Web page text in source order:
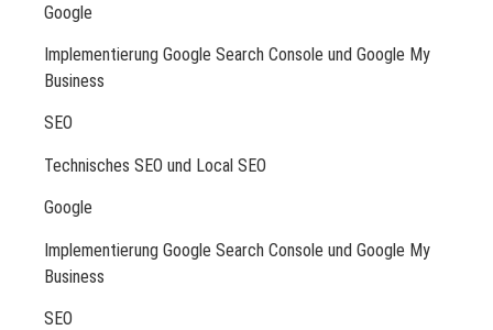
Google
Implementierung Google Search Console und Google My
Business
SEO
Technisches SEO und Local SEO
Google
Implementierung Google Search Console und Google My
Business
SEO